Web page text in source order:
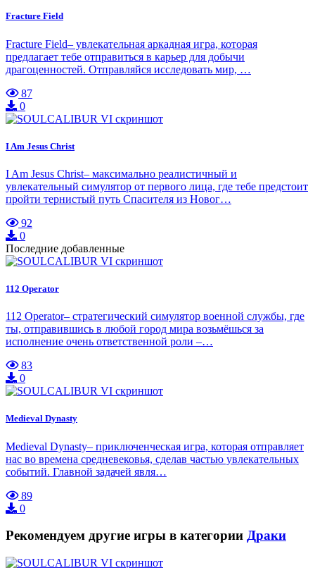
Fracture Field
Fracture Field– увлекательная аркадная игра, которая
предлагает тебе отправиться в карьер для добычи
драгоценностей. Отправляйся исследовать мир, …
87
0
I Am Jesus Christ
I Am Jesus Christ– максимально реалистичный и
увлекательный симулятор от первого лица, где тебе предстоит
пройти тернистый путь Спасителя из Новог…
92
0
Последние добавленные
112 Operator
112 Operator– стратегический симулятор военной службы, где
ты, отправившись в любой город мира возьмёшься за
исполнение очень ответственной роли –…
83
0
Medieval Dynasty
Medieval Dynasty– приключенческая игра, которая отправляет
нас во времена средневековья, сделав частью увлекательных
событий. Главной задачей явля…
89
0
Рекомендуем другие игры в категории Драки